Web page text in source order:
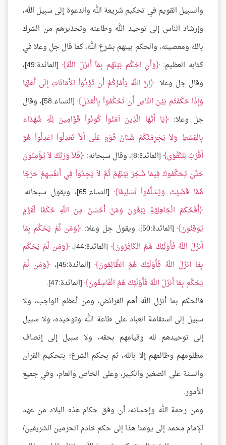
والسبيل القويم في تحكيم شريعة الله والدعوة إلى سبيل الله،
وإرشاد الناس إلى توحيد الله وطاعته وتحذيرهم من الشرك
بالله ومعصيته، والحكم بينهم بشرع الله، كما قال جل وعلا في
كتابه العظيم: وَأَنِ احْكُم بَيْنَهُم بِمَآ أَنزَلَ اللّهُ
[المائدة:49]،
وقال جل وعلا: إِنَّ اللّهَ يَأْمُرُكُمْ أَن تُؤدُّواْ الأَمَانَاتِ إِلَى أَهْلِهَا
وَإِذَا حَكَمْتُم بَيْنَ النَّاسِ أَن تَحْكُمُواْ بِالْعَدْلِ
[النساء:58]، وقال
جل وعلا:
يَا أَيُّهَا الَّذِينَ آمَنُواْ كُونُواْ قَوَّامِينَ لِلّهِ شُهَدَاء
بِالْقِسْطِ وَلاَ يَجْرِمَنَّكُمْ شَنَآنُ قَوْمٍ عَلَى أَلاَّ تَعْدِلُواْ اعْدِلُواْ هُوَ
أَقْرَبُ لِلتَّقْوَى [المائدة:8]، وقال سبحانه:
فَلاَ وَرَبِّكَ لاَ يُؤْمِنُونَ
حَتَّىَ يُحَكِّمُوكَ فِيمَا شَجَرَ بَيْنَهُمْ ثُمَّ لاَ يَجِدُواْ فِي أَنفُسِهِمْ حَرَجًا
مِّمَّا قَضَيْتَ وَيُسَلِّمُواْ تَسْلِيمًا
[النساء:65]، ويقول سبحانه:
أَفَحُكْمَ الْجَاهِلِيَّةِ يَبْغُونَ وَمَنْ أَحْسَنُ مِنَ اللّهِ حُكْمًا لِّقَوْمٍ
يُوقِنُونَ [المائدة:50]، ويقول جل وعلا:
وَمَن لَّمْ يَحْكُم بِمَا
أَنزَلَ اللّهُ فَأُوْلَئِكَ هُمُ الْكَافِرُونَ [المائدة:44]،
وَمَن لَّمْ يَحْكُم
بِمَا أنزَلَ اللّهُ فَأُوْلَئِكَ هُمُ الظَّالِمُونَ
[المائدة:45]،
وَمَن لَّمْ
يَحْكُم بِمَا أَنزَلَ اللّهُ فَأُوْلَئِكَ هُمُ الْفَاسِقُونَ [المائدة:47].
فالحكم بما أنزل الله أهم الفرائض، ومن أعظم الواجب، ولا
سبيل إلى استقامة العباد على طاعة الله وتوحيده، ولا سبيل
إلى توحيدهم لله وقيامهم بحقه، ولا سبيل إلى إنصاف
مظلومهم وظالمهم إلا بالله، ثم بحكم الشرع؛ بتحكيم القرآن
والسنة على الصغير والكبير، وعلى الخاص والعام، وفي جميع
الأمور.
ومن رحمة الله وإحسانه، أن وفق حكام هذه البلاد من عهد
الإمام محمد إلى يومنا هذا إلى حكم خادم الحرمين الشريفين/